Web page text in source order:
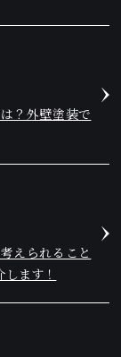
？外壁塗装で
えられること
ます！